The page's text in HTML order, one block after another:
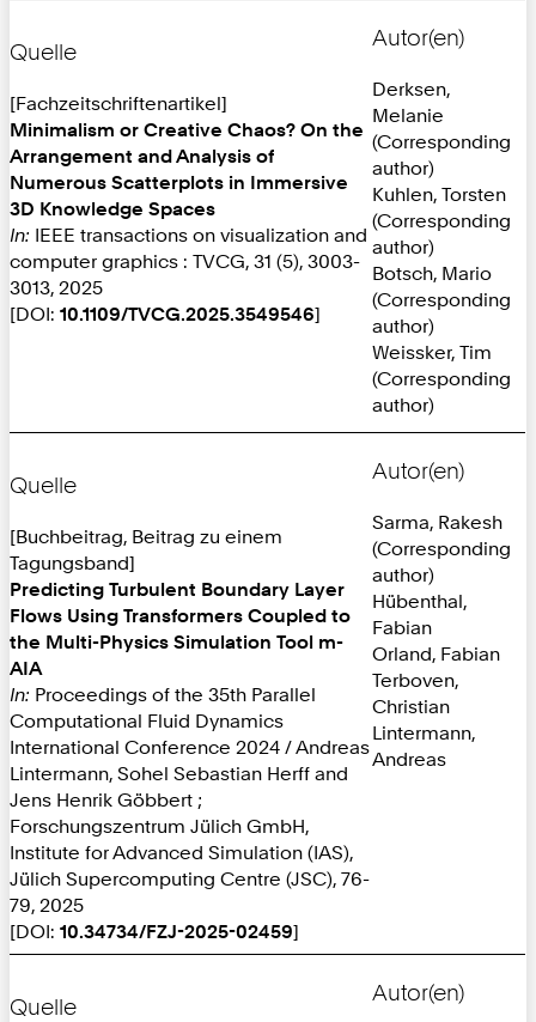
Quelle
[Fachzeitschriftenartikel]
Minimalism or Creative Chaos? On the
Arrangement and Analysis of
Numerous Scatterplots in Immersive
3D Knowledge Spaces
In: IEEE transactions on visualization and
computer graphics : TVCG, 31 (5), 3003-
3013, 2025
[DOI: 10.1109/TVCG.2025.3549546]
Autor(en)
Derksen,
Melanie
(Corresponding
author)
Kuhlen, Torsten
(Corresponding
author)
Botsch, Mario
(Corresponding
author)
Weissker, Tim
(Corresponding
author)
Quelle
[Buchbeitrag, Beitrag zu einem
Tagungsband]
Predicting Turbulent Boundary Layer
Flows Using Transformers Coupled to
the Multi-Physics Simulation Tool m-
AIA
In: Proceedings of the 35th Parallel
Computational Fluid Dynamics
International Conference 2024 / Andreas
Lintermann, Sohel Sebastian Herff and
Jens Henrik Göbbert ;
Forschungszentrum Jülich GmbH,
Institute for Advanced Simulation (IAS),
Jülich Supercomputing Centre (JSC), 76-
79, 2025
[DOI: 10.34734/FZJ-2025-02459]
Autor(en)
Sarma, Rakesh
(Corresponding
author)
Hübenthal,
Fabian
Orland, Fabian
Terboven,
Christian
Lintermann,
Andreas
Quelle
Autor(en)